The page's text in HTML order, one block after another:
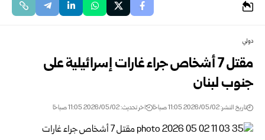
دولي
مقتل 7 أشخاص جراء غارات إسرائيلية على
جنوب لبنان
تاريخ النشر: 2026/05/02 11:05 صباحًا اخر تحديث: 2026/05/02 11:05 صباحًا